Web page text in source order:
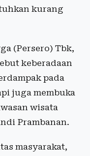
kurang
(Persero) Tbk,
keberadaan
pada
juga membuka
wisata
Prambanan.
masyarakat,